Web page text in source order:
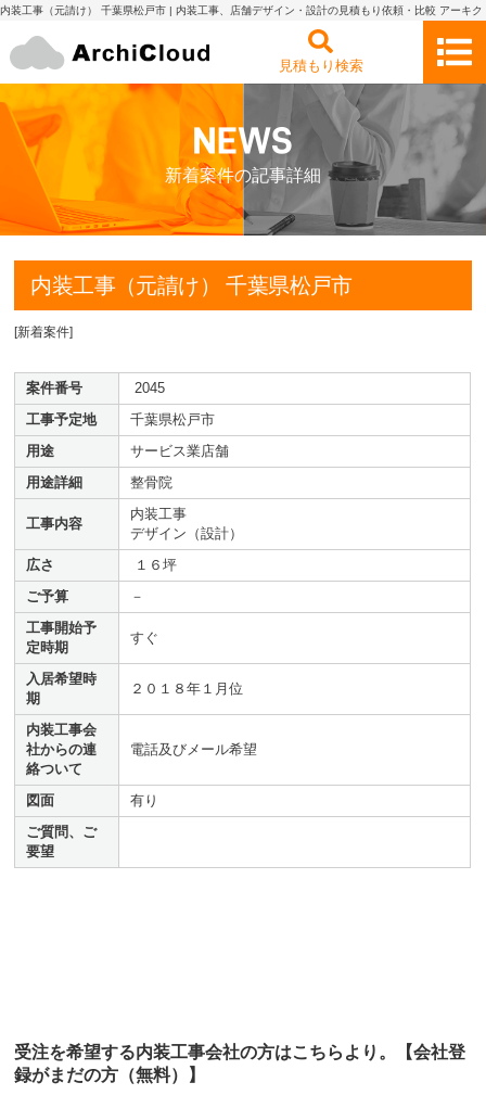
内装工事（元請け） 千葉県松戸市 | 内装工事、店舗デザイン・設計の見積もり依頼・比較 アーキク
見積もり検索
新着案件の記事詳細
内装工事（元請け） 千葉県松戸市
[新着案件]
案件番号
2045
工事予定地
千葉県松戸市
用途
サービス業店舗
用途詳細
整骨院
工事内容
内装工事
デザイン（設計）
広さ
１６坪
ご予算
－
工事開始予
定時期
すぐ
入居希望時
期
２０１８年１月位
内装工事会
社からの連
絡ついて
電話及びメール希望
図面
有り
ご質問、ご
要望
受注を希望する内装工事会社の方はこちらより。【会社登
録がまだの方（無料）】